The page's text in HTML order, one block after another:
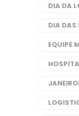
DIA DA
DIA DAS
EQUIPE